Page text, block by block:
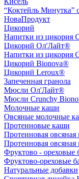
“Коктейль Минутка”
НоваПродукт
Цикорий
Напитки из цикория
Цикорий Ол'Лайт®
Напитки из цикория
Цикорий Bionova®
Цикорий Leroux®
Запеченная гранола
Мюсли Ол'Лайт®
Мюсли Crunchy
Молочные каши
Овсяные молочные
Протеиновые каши
Протеиновая
Протеиновая
Фруктово - ореховые
Фруктово-ореховые
Натуральные добавки